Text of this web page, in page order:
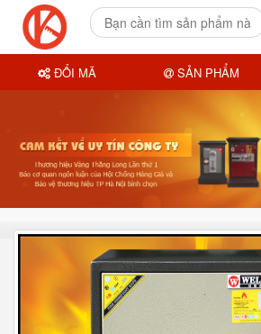
ĐỔI MÃ SẢN PHẨM